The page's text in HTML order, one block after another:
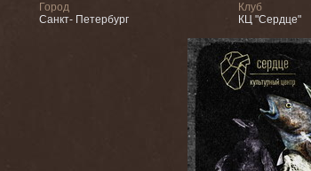
Город
Санкт- Петербург
Клуб
КЦ "Сердце"